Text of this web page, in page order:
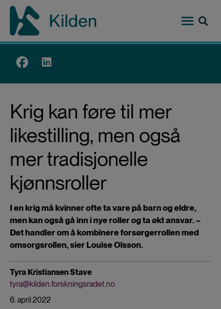
Hopp
hovedinnhold
Top
Krig kan føre til mer
likestilling, men også
mer tradisjonelle
kjønnsroller
I en krig må kvinner ofte ta vare på barn og eldre,
men kan også gå inn i nye roller og ta økt ansvar. –
Det handler om å kombinere forsørgerrollen med
omsorgsrollen, sier Louise Olsson.
Tyra Kristiansen Stave
tyra@kilden.forskningsradet.no
6. april 2022